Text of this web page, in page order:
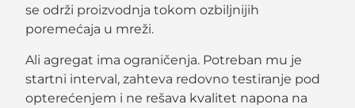
se održi proizvodnja tokom ozbiljnijih
poremećaja u mreži.
Ali agregat ima ograničenja. Potreban mu je
startni interval, zahteva redovno testiranje pod
opterećenjem i ne rešava kvalitet napona na